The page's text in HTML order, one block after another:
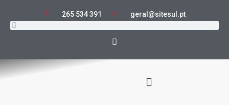
265 534 391 geral@sitesul.pt